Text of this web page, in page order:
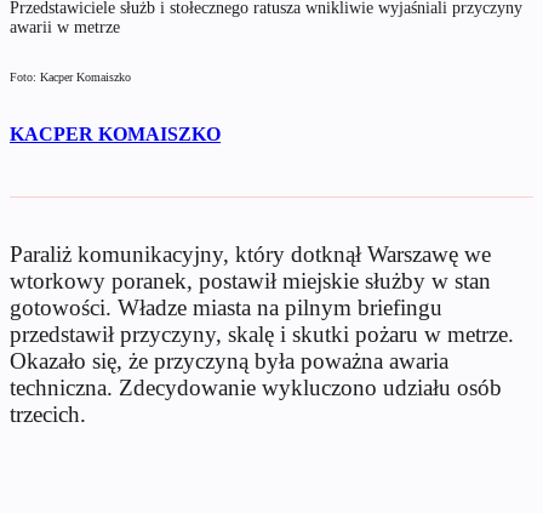
Przedstawiciele służb i stołecznego ratusza wnikliwie wyjaśniali przyczyny
awarii w metrze
Foto: Kacper Komaiszko
KACPER KOMAISZKO
Paraliż komunikacyjny, który dotknął Warszawę we
wtorkowy poranek, postawił miejskie służby w stan
gotowości. Władze miasta na pilnym briefingu
przedstawił przyczyny, skalę i skutki pożaru w metrze.
Okazało się, że przyczyną była poważna awaria
techniczna. Zdecydowanie wykluczono udziału osób
trzecich.